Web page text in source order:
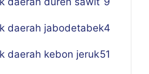
daerah jabodetabek4
daerah kebon jeruk51